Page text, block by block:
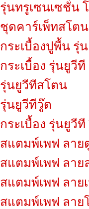
รุ่นทรูเซนเซชั่น โ
ชุดคาร์เพ็ทสโตน
กระเบื้องปูพื้น รุ่
กระเบื้อง รุ่นยูวีที
รุ่นยูวีทีสโตน
รุ่นยูวีทีวู๊ด
กระเบื้อง รุ่นยูวีที
สแตมพ์เพฟ ลาย
สแตมพ์เพฟ ลา
สแตมพ์เพฟ ลาย
สแตมพ์เพฟ ลาย